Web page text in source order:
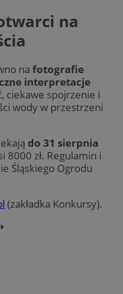
na
na fotografie
interpretacje
ciekawe spojrzenie i
wody w przestrzeni
do 31 sierpnia
8000 zł. Regulamin i
Śląskiego Ogrodu
(zakładka Konkursy).
⏵︎